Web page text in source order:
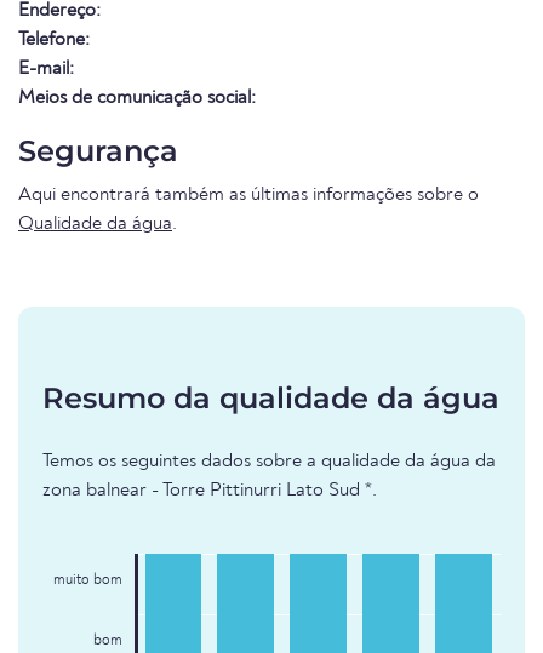
Endereço:
Telefone:
E-mail:
Meios de comunicação social:
Segurança
Aqui encontrará também as últimas informações sobre o
Qualidade da água.
Resumo da qualidade da água
Temos os seguintes dados sobre a qualidade da água da
zona balnear - Torre Pittinurri Lato Sud *.
muito bom
bom